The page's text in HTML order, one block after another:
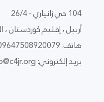
104 حي زانياري - 26/4
أربيل ، إقليم كوردستان ،
هاتف: 009647508920079
بريد إلكتروني: